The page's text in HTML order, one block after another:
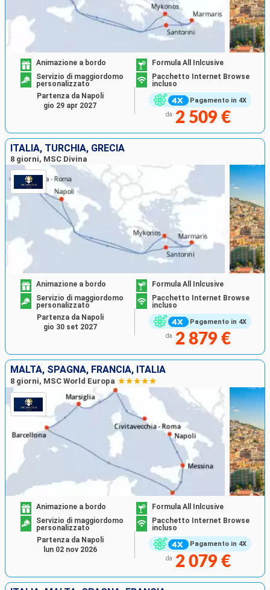
Pagamento in 4X
Animazione a bordo
Formula All Inlcusive
Servizio di maggiordomo
personalizzato
Pacchetto Internet Browse
incluso
da 2 509 €
Partenza da Napoli
gio 29 apr 2027
ITALIA, TURCHIA, GRECIA
8 giorni, MSC Divina
Pagamento in 4X
Animazione a bordo
Formula All Inlcusive
Servizio di maggiordomo
personalizzato
Pacchetto Internet Browse
incluso
da 2 879 €
Partenza da Napoli
gio 30 set 2027
MALTA, SPAGNA, FRANCIA, ITALIA
8 giorni, MSC World Europa
Pagamento in 4X
Animazione a bordo
Formula All Inlcusive
Servizio di maggiordomo
personalizzato
Pacchetto Internet Browse
incluso
da 2 079 €
Partenza da Napoli
lun 02 nov 2026